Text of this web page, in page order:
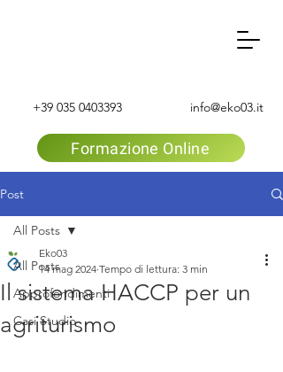
+39 035 0403393 info@eko03.it
Formazione Online
Post
All Posts
Approfondimenti
Casi Studio
All Posts
Il sistema HACCP per un
agriturismo
Eko03
14 mag 2024 Tempo di lettura: 3 min